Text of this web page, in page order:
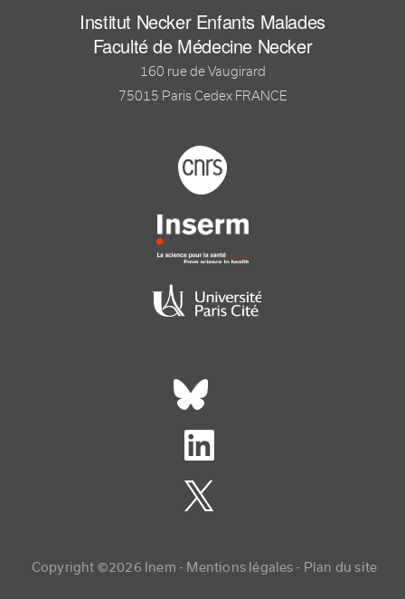
Institut Necker Enfants Malades
Faculté de Médecine Necker
160 rue de Vaugirard
75015 Paris Cedex FRANCE
Footer logo tutelles
Réseaux sociaux footer
Copyright ©2026 Inem - Copyright menu
Mentions légales Plan du site